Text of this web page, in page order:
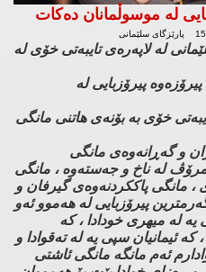
لە موسوڵمانان دەکات
لە لاپەرەی تایبەتی خۆی لە
پیرۆزبایی لە
خۆی بە بۆنەی هاتنی مانگی
و گەڕانەوەی مانگی
لە ناخ و جەستەوە ، مانگی
مانگی پاککردنەوەی گیرفان و
پیرۆزبایی لە هەموو ئەو
لە میهری خودادا ، کە
ئیمانیان سپی یە لە تەقوادا و
ئەم مانگە مانگی ئاشتی